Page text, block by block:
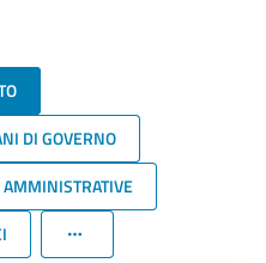
DI GOVERNO
AMMINISTRATIVE